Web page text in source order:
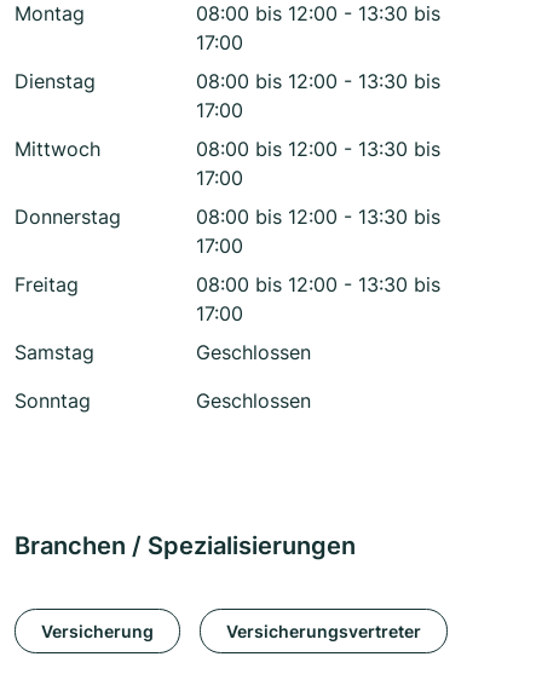
Montag
08:00 bis 12:00 - 13:30 bis
17:00
Dienstag
08:00 bis 12:00 - 13:30 bis
17:00
Mittwoch
08:00 bis 12:00 - 13:30 bis
17:00
Donnerstag
08:00 bis 12:00 - 13:30 bis
17:00
Freitag
08:00 bis 12:00 - 13:30 bis
17:00
Samstag
Geschlossen
Sonntag
Geschlossen
Branchen / Spezialisierungen
Versicherung Versicherungsvertreter